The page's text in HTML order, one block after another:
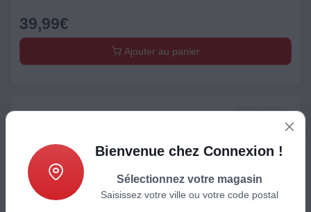
39,99€
Ajouter au panier
Bienvenue chez Connexion !
Sélectionnez votre magasin
Saisissez votre ville ou votre code postal